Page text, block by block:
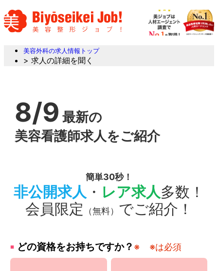
美容外科の求人情報トップ
> 求人の詳細を聞く
8/9 最新の
美容看護師求人をご紹介
簡単30秒！
非公開求人 ・ レア求人多数！
会員限定
（無料） でご紹介！
どの資格をお持ちですか？ ※ ※は必須